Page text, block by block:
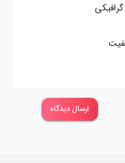
ارسال دیدگاه